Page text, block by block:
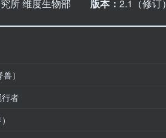
究所 维度生物部 版本： 2.1（修订）
兽）
者